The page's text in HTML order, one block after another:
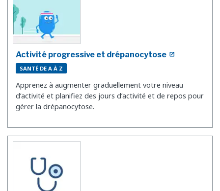
Activité progressive et drépanocytose
SANTÉ DE A À Z
Apprenez à augmenter graduellement votre niveau
d’activité et planifiez des jours d’activité et de repos pour
gérer la drépanocytose.